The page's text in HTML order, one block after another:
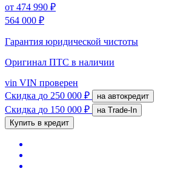
от 474 990 ₽
564 000 ₽
Гарантия юридической чистоты
Оригинал ПТС в наличии
vin VIN проверен
Скидка до 250 000 ₽ на автокредит
Скидка до 150 000 ₽
на Trade-In
Купить в кредит